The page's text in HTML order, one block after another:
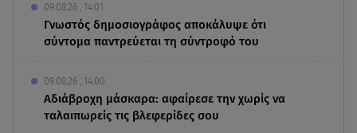
09.08.26 , 14:01
Γνωστός δημοσιογράφος αποκάλυψε ότι
σύντομα παντρεύεται τη σύντροφό του
09.08.26 , 14:00
Αδιάβροχη μάσκαρα: αφαίρεσε την χωρίς να
ταλαιπωρείς τις βλεφερίδες σου